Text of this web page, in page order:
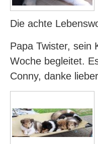
Die achte
Papa Twister, sein
Woche begleitet.
Conny, danke